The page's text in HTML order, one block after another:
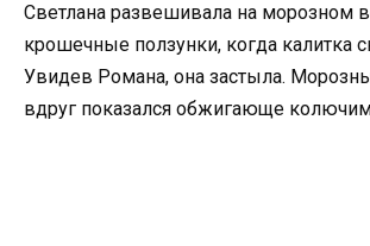
Светлана развешивала на морозном
крошечные ползунки, когда калитка
Увидев Романа, она застыла.
вдруг показался обжигающе